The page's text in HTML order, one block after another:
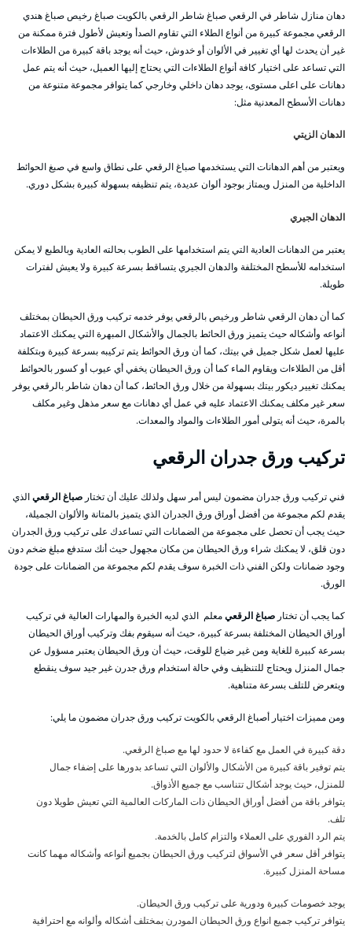
دهان منازل شاطر في الرقعي صباغ شاطر الرقعي بالكويت صباغ رخيص صباغ هندي
الرقعي مجموعة كبيرة من أنواع الطلاء التي تقاوم الصدأ وتعيش لأطول فترة ممكنة من
غير أن يحدث لها أي تغيير في الألوان أو خدوش، حيث أنه يوجد باقة كبيرة من الطلاءات
التي تساعد على اختيار كافة أنواع الطلاءات التي يحتاج إليها العميل، حيث أنه يتم عمل
دهانات على اعلى مستوى، يوجد دهان داخلي وخارجي كما يتوافر مجموعة متنوعة من
دهانات الأسطح المعدنية مثل:
الدهان الزيتي
ويعتبر من أهم الدهانات التي يستخدمها صباغ الرقعي على نطاق واسع في صبغ الحوائط
الداخلية من المنزل ويمتاز بوجود ألوان عديدة، يتم تنظيفه بسهولة كبيرة بشكل دوري.
الدهان الجيري
يعتبر من الدهانات العادية التي يتم استخدامها على الطوب بحالته العادية وبالطبع لا يمكن
استخدامه للأسطح المختلفة والدهان الجيري يتساقط بسرعة كبيرة ولا يعيش لفترات
طويلة.
كما أن دهان الرقعي شاطر ورخيص بالرقعي يوفر خدمه تركيب ورق الحيطان بمختلف
أنواعه وأشكاله حيث يتميز ورق الحائط بالجمال والأشكال المبهرة التي يمكنك الاعتماد
عليها لعمل شكل جميل في بيتك، كما أن ورق الحوائط يتم تركيبه بسرعة كبيرة وبتكلفة
أقل من الطلاءات ويقاوم الماء كما أن ورق الحيطان يخفي أي عيوب أو كسور بالحوائط
يمكنك تغيير ديكور بيتك بسهولة من خلال ورق الحائط، كما أن دهان شاطر بالرقعي يوفر
سعر غير مكلف يمكنك الاعتماد عليه في عمل أي دهانات مع سعر مذهل وغير مكلف
بالمرة، حيث أنه يتولى أمور الطلاءات والمواد والمعدات.
تركيب ورق جدران الرقعي
فني تركيب ورق جدران مضمون ليس أمر سهل ولذلك عليك أن تختار صباغ الرقعيالذي
يقدم لكم مجموعة من أفضل أوراق ورق الجدران الذي يتميز بالمتانة والألوان الجميلة،
حيث يجب أن تحصل على مجموعة من الضمانات التي تساعدك على تركيب ورق الجدران
دون قلق، لا يمكنك شراء ورق الحيطان من مكان مجهول حيث أنك ستدفع مبلغ ضخم دون
وجود ضمانات ولكن الفني ذات الخبرة سوف يقدم لكم مجموعة من الضمانات على جودة
الورق.
كما يجب أن تختار صباغ الرقعيمعلم الذي لديه الخبرة والمهارات العالية في تركيب
أوراق الحيطان المختلفة بسرعة كبيرة، حيث أنه سيقوم بفك وتركيب أوراق الحيطان
بسرعة كبيرة للغاية ومن غير ضياع للوقت، حيث أن ورق الحيطان يعتبر مسؤول عن
جمال المنزل ويحتاج للتنظيف وفي حالة استخدام ورق جدرن غير جيد سوف ينقطع
ويتعرض للتلف بسرعة متناهية.
ومن مميزات اختيار أصباغ الرقعي بالكويت تركيب ورق جدران مضمون ما يلي:
دقة كبيرة في العمل مع كفاءة لا حدود لها مع صباغ الرقعي.
يتم توفير باقة كبيرة من الأشكال والألوان التي تساعد بدورها على إضفاء جمال
للمنزل، حيث يوجد أشكال تتناسب مع جميع الأذواق.
يتوافر باقة من أفضل أوراق الحيطان ذات الماركات العالمية التي تعيش طويلا دون
تلف.
يتم الرد الفوري على العملاء والتزام كامل بالخدمة.
يتوافر أقل سعر في الأسواق لتركيب ورق الحيطان بجميع أنواعه وأشكاله مهما كانت
مساحة المنزل كبيرة.
يوجد خصومات كبيرة ودورية على تركيب ورق الحيطان.
يتوافر تركيب جميع انواع ورق الحيطان المودرن بمختلف أشكاله وألوانه مع احترافية